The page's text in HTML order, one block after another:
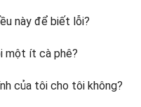
này để biết lỗi?
một ít cà phê?
của tôi cho tôi không?